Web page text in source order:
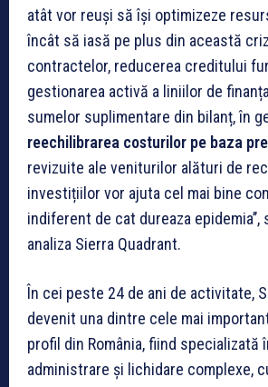
atât vor reuşi să își optimizeze
încât să iasă pe plus din această
contractelor, reducerea creditului
gestionarea activă a liniilor de
sumelor suplimentare din bilanț, în
reechilibrarea costurilor pe baza
revizuite ale veniturilor alături de
investițiilor vor ajuta cel mai bine
indiferent de cat dureaza
analiza Sierra Quadrant.
În cei peste 24 de ani de activitate,
devenit una dintre cele mai
profil din România, fiind specializată
administrare și lichidare complexe,